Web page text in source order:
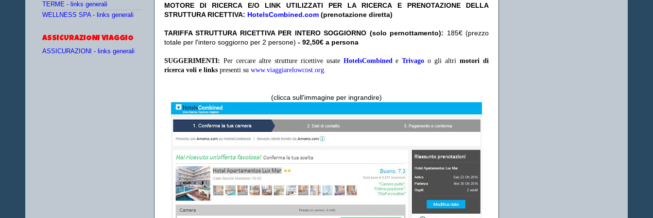
MOTORE DI RICERCA E/O LINK UTILIZZATI PER LA RICERCA E PRENOTAZIONE DELLA
STRUTTURA RICETTIVA: HotelsCombined.com (prenotazione diretta)
TARIFFA STRUTTURA RICETTIVA PER INTERO SOGGIORNO (solo pernottamento): 185€ (prezzo
totale per l'intero soggiorno per 2 persone) - 92,50€ a persona
SUGGERIMENTI: Per cercare altre strutture ricettive usate HotelsCombinedeTrivago o gli altrimotori di
ricerca voli e links presenti su www.viaggiarelowcost.org.
(clicca sull'immagine per ingrandire)
TERME - links generali
WELLNESS SPA - links generali
ASSICURAZIONI VIAGGIO
ASSICURAZIONI - links generali